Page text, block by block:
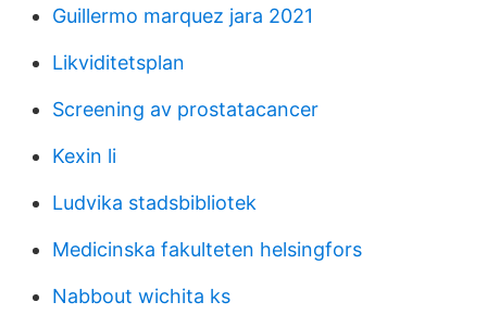
Guillermo marquez jara 2021
Likviditetsplan
Screening av prostatacancer
Kexin li
Ludvika stadsbibliotek
Medicinska fakulteten helsingfors
Nabbout wichita ks